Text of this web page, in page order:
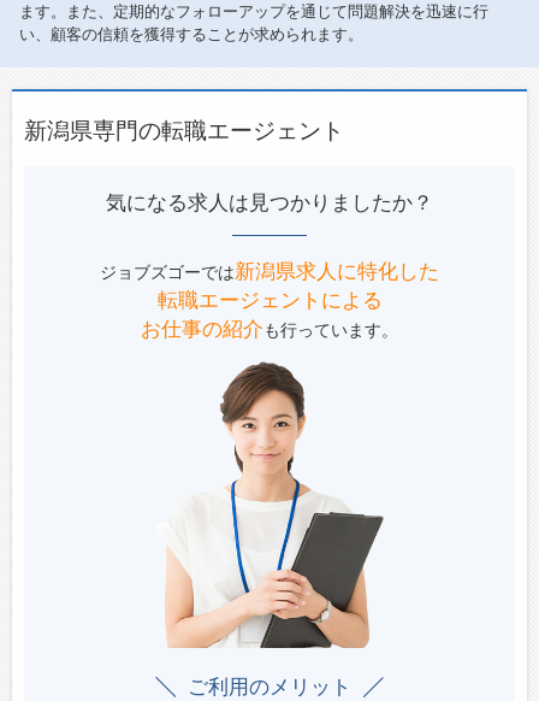
ます。また、定期的なフォローアップを通じて問題解決を迅速に行
い、顧客の信頼を獲得することが求められます。
新潟県専門の転職エージェント
気になる求人は見つかりましたか？
ジョブズゴーでは新潟県求人に特化した
転職エージェントによる
お仕事の紹介も行っています。
ご利用のメリット